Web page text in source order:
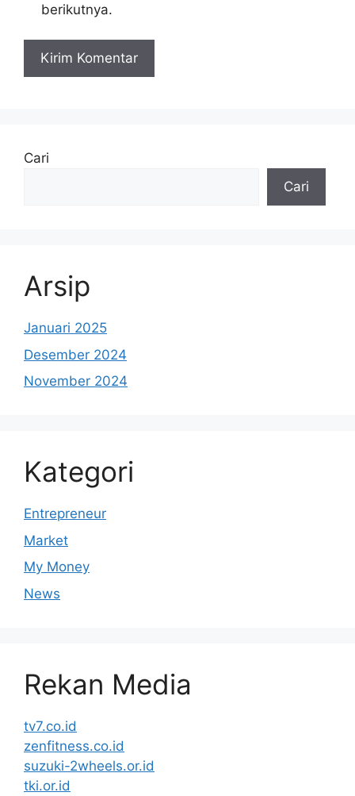
berikutnya.
Cari
Cari
Arsip
Januari 2025
Desember 2024
November 2024
Kategori
Entrepreneur
Market
My Money
News
Rekan Media
tv7.co.id
zenfitness.co.id
suzuki-2wheels.or.id
tki.or.id